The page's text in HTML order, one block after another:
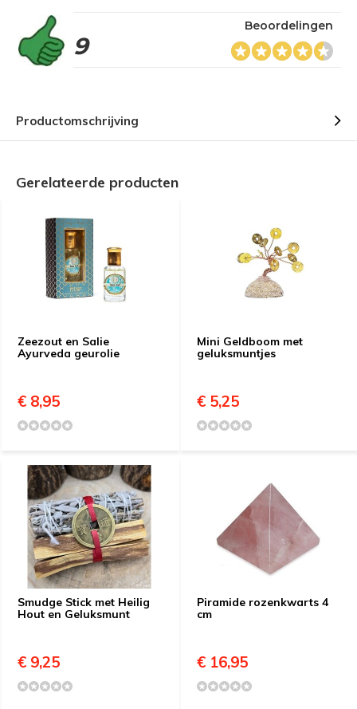
9
Beoordelingen
Productomschrijving
Gerelateerde producten
Zeezout en Salie
Ayurveda geurolie
€ 8,95
Mini Geldboom met
geluksmuntjes
€ 5,25
Smudge Stick met Heilig
Hout en Geluksmunt
€ 9,25
Piramide rozenkwarts 4
cm
€ 16,95